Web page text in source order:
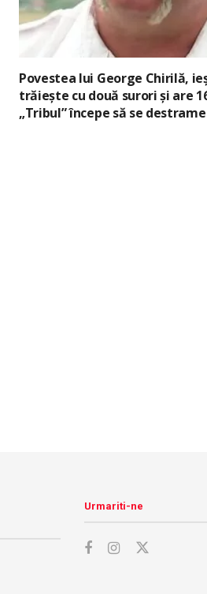
Povestea lui George Chirilă,
trăiește cu două surori și are
„Tribul” începe să se destrame
Urmariti-ne